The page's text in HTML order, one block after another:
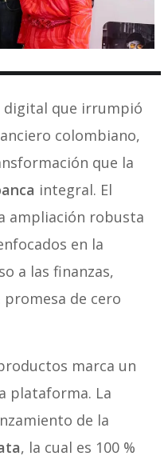
digital que irrumpió
colombiano,
que la
integral. El
ampliación robusta
en la
a las finanzas,
de cero
marca un
plataforma. La
de la
, la cual es 100 %